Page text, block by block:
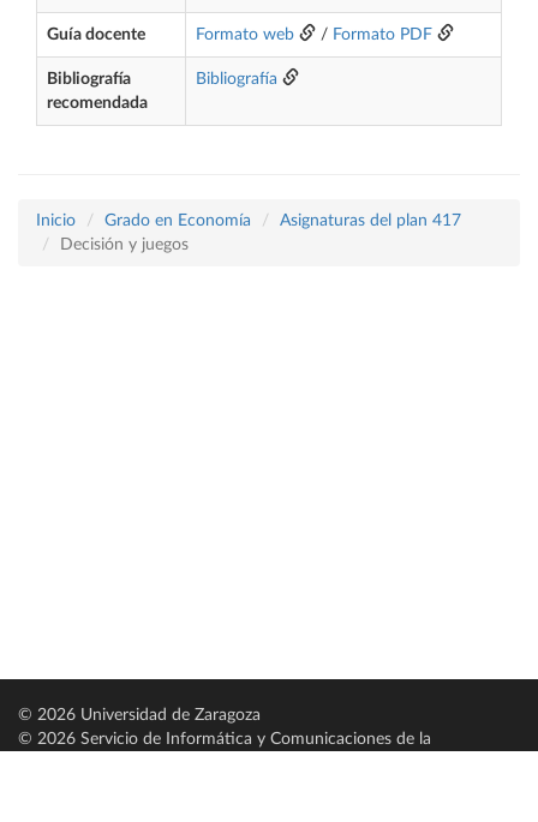
Guía docente Formato web / Formato PDF
Bibliografía
recomendada
Bibliografía
Inicio Grado en Economía
Asignaturas del plan 417
Decisión y juegos
© 2026 Universidad de Zaragoza
© 2026 Servicio de Informática y Comunicaciones de la